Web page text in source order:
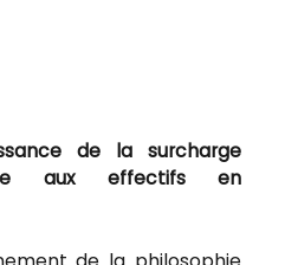
de la surcharge
aux effectifs en